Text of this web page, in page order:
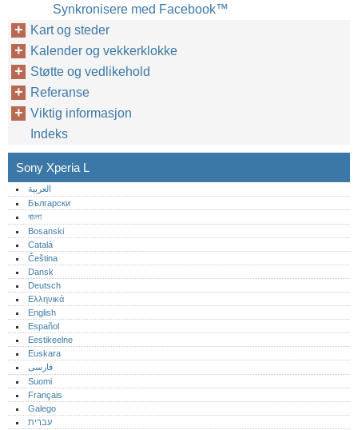
Synkronisere med Facebook™‎
Kart og steder
Kalender og vekkerklokke
Støtte og vedlikehold
Referanse
Viktig informasjon
Indeks
Sony Xperia L
العربية
Български
বাংলা
Bosanski
Català
Čeština
Dansk
Deutsch
Ελληνικά
English
Español
Eestikeelne
Euskara
فارسی
Suomi
Français
Galego
עברית